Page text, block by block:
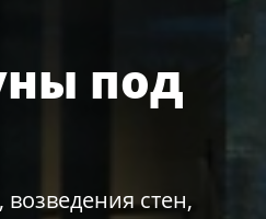
под
стен,